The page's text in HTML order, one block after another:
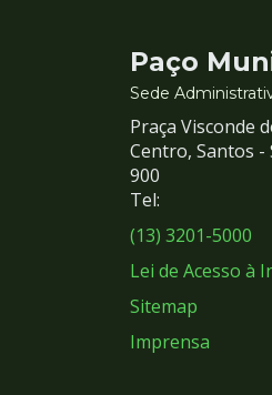
e
Redes
Sociais
Paço
Sede
Praça Visconde
Centro, Santos -
900
Tel:
(13) 3201-5000
Lei de Acesso à
Sitemap
Imprensa